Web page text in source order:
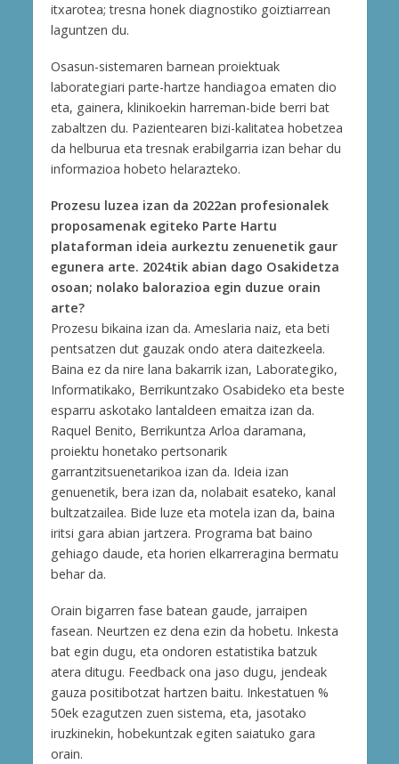
itxarotea; tresna honek diagnostiko goiztiarrean
laguntzen du.
Osasun-sistemaren barnean proiektuak
laborategiari parte-hartze handiagoa ematen dio
eta, gainera, klinikoekin harreman-bide berri bat
zabaltzen du. Pazientearen bizi-kalitatea hobetzea
da helburua eta tresnak erabilgarria izan behar du
informazioa hobeto helarazteko.
Prozesu luzea izan da 2022an profesionalek
proposamenak egiteko Parte Hartu
plataforman ideia aurkeztu zenuenetik gaur
egunera arte. 2024tik abian dago Osakidetza
osoan; nolako balorazioa egin duzue orain
arte?
Prozesu bikaina izan da. Ameslaria naiz, eta beti
pentsatzen dut gauzak ondo atera daitezkeela.
Baina ez da nire lana bakarrik izan, Laborategiko,
Informatikako, Berrikuntzako Osabideko eta beste
esparru askotako lantaldeen emaitza izan da.
Raquel Benito, Berrikuntza Arloa daramana,
proiektu honetako pertsonarik
garrantzitsuenetarikoa izan da. Ideia izan
genuenetik, bera izan da, nolabait esateko, kanal
bultzatzailea. Bide luze eta motela izan da, baina
iritsi gara abian jartzera. Programa bat baino
gehiago daude, eta horien elkarreragina bermatu
behar da.
Orain bigarren fase batean gaude, jarraipen
fasean. Neurtzen ez dena ezin da hobetu. Inkesta
bat egin dugu, eta ondoren estatistika batzuk
atera ditugu. Feedback ona jaso dugu, jendeak
gauza positibotzat hartzen baitu. Inkestatuen %
50ek ezagutzen zuen sistema, eta, jasotako
iruzkinekin, hobekuntzak egiten saiatuko gara
orain.